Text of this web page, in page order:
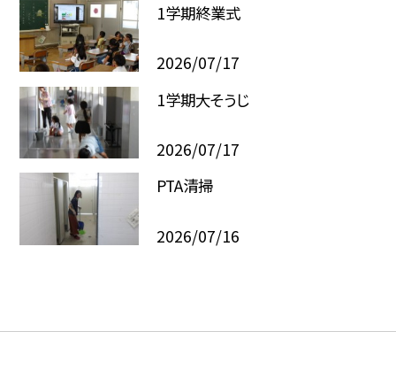
1学期終業式
2026/07/17
1学期大そうじ
2026/07/17
PTA清掃
2026/07/16